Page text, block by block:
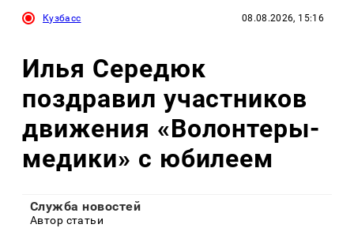
Кузбасс 08.08.2026, 15:16
Илья Середюк
поздравил участников
движения «Волонтеры-
медики» с юбилеем
Служба новостей
Автор статьи